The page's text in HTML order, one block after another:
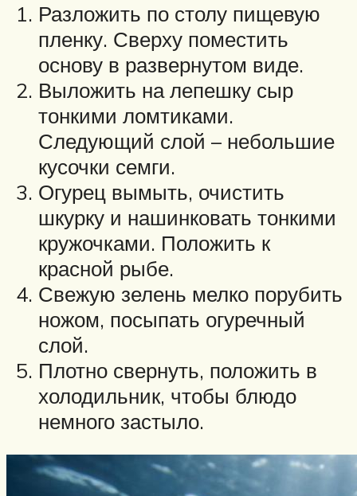
Разложить по столу пищевую
пленку. Сверху поместить
основу в развернутом виде.
Выложить на лепешку сыр
тонкими ломтиками.
Следующий слой – небольшие
кусочки семги.
Огурец вымыть, очистить
шкурку и нашинковать тонкими
кружочками. Положить к
красной рыбе.
Свежую зелень мелко порубить
ножом, посыпать огуречный
слой.
Плотно свернуть, положить в
холодильник, чтобы блюдо
немного застыло.